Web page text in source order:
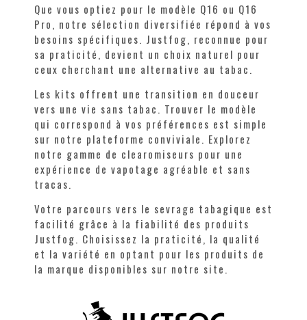
Que vous optiez pour le modèle Q16 ou Q16
Pro, notre sélection diversifiée répond à vos
besoins spécifiques. Justfog, reconnue pour
sa praticité, devient un choix naturel pour
ceux cherchant une alternative au tabac.
Les kits offrent une transition en douceur
vers une vie sans tabac. Trouver le modèle
qui correspond à vos préférences est simple
sur notre plateforme conviviale. Explorez
notre gamme de clearomiseurs pour une
expérience de vapotage agréable et sans
tracas.
Votre parcours vers le sevrage tabagique est
facilité grâce à la fiabilité des produits
Justfog. Choisissez la praticité, la qualité
et la variété en optant pour les produits de
la marque disponibles sur notre site.